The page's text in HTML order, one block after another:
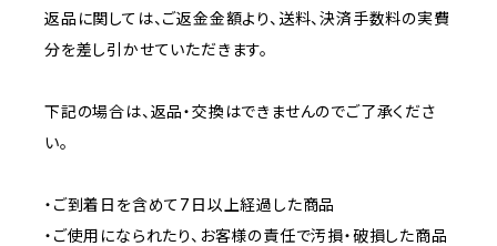
返品に関しては、ご返金金額より、送料、決済手数料の実費
分を差し引かせていただきます。
下記の場合は、返品・交換はできませんのでご了承くださ
い。
・ご到着日を含めて7日以上経過した商品
・ご使用になられたり、お客様の責任で汚損・破損した商品